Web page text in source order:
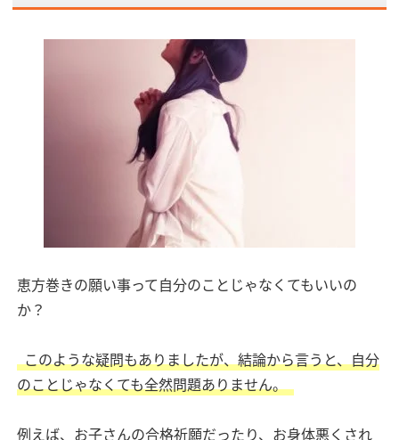
恵方巻きの願い事って自分のことじゃなくてもいいの
か？
このような疑問もありましたが、結論から言うと、自分
のことじゃなくても全然問題ありません。
例えば、お子さんの合格祈願だったり、お身体悪くされ